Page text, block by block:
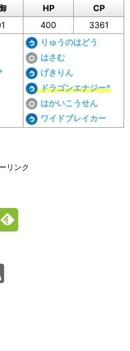
HP CP
400 3361
りゅうのはどう
はさむ
げきりん
ドラゴンエナジー*
はかいこうせん
ワイドブレイカー
リンク